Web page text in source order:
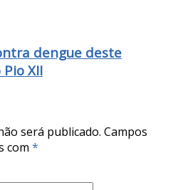
dengue deste
XII
será publicado. Campos
com *